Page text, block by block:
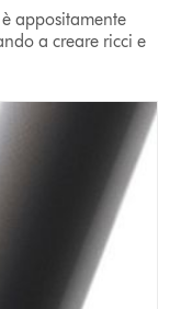
appositamente
a creare ricci e